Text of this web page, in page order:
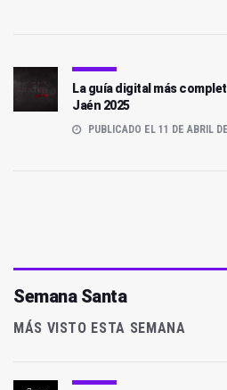
La guía digital más
Jaén 2025
PUBLICADO EL 11 DE ABRIL
Semana Santa
MÁS VISTO ESTA SEMANA